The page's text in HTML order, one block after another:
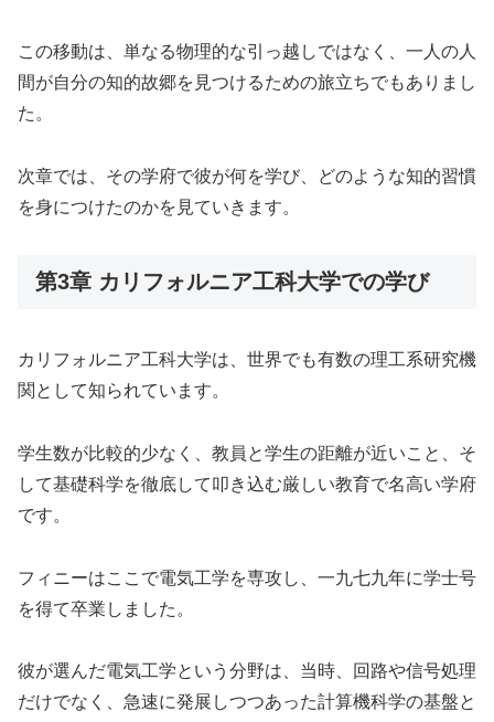
この移動は、単なる物理的な引っ越しではなく、一人の人
間が自分の知的故郷を見つけるための旅立ちでもありまし
た。
次章では、その学府で彼が何を学び、どのような知的習慣
を身につけたのかを見ていきます。
第3章 カリフォルニア工科大学での学び
カリフォルニア工科大学は、世界でも有数の理工系研究機
関として知られています。
学生数が比較的少なく、教員と学生の距離が近いこと、そ
して基礎科学を徹底して叩き込む厳しい教育で名高い学府
です。
フィニーはここで電気工学を専攻し、一九七九年に学士号
を得て卒業しました。
彼が選んだ電気工学という分野は、当時、回路や信号処理
だけでなく、急速に発展しつつあった計算機科学の基盤と